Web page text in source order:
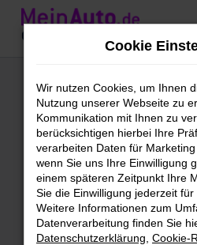
Zum
Hauptinhalt
BMW 5er
kaufen mit
Würzburg
Cookie
Wir nutzen Cookies, um Ihnen
Nutzung unserer Webseite zu
Kommunikation mit Ihnen zu
berücksichtigen hierbei Ihre
verarbeiten Daten für
wenn Sie uns Ihre Einwilligung
einem späteren Zeitpunkt Ihre
Sie die Einwilligung jederzeit
Weitere Informationen zum
Datenverarbeitung finden Sie
Datenschutzerklärung Cookie-